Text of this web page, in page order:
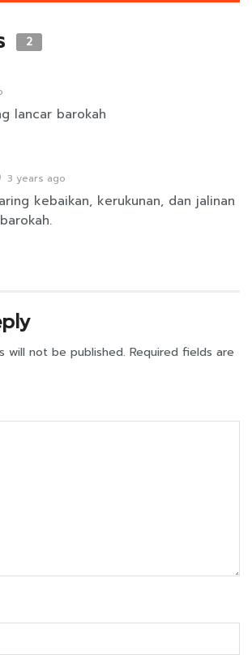
2
lancar barokah
3 years ago
kebaikan, kerukunan, dan jalinan
will not be published. Required fields are